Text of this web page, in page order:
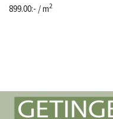
899.00:- / m2